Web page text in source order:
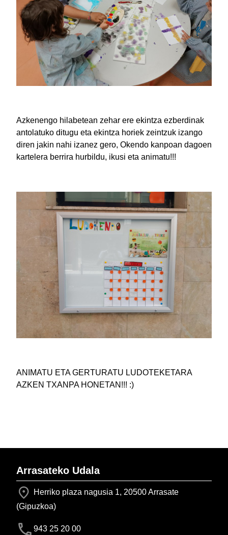
Azkenengo hilabetean zehar ere ekintza ezberdinak
antolatuko ditugu eta ekintza horiek zeintzuk izango
diren jakin nahi izanez gero, Okendo kanpoan dagoen
kartelera berrira hurbildu, ikusi eta animatu!!!
ANIMATU ETA GERTURATU LUDOTEKETARA
AZKEN TXANPA HONETAN!!! :)
Arrasateko Udala
Herriko plaza nagusia 1, 20500 Arrasate
(Gipuzkoa)
943 25 20 00